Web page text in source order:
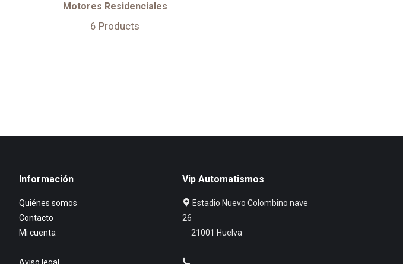
Motores Residenciales
6 Products
Información
Quiénes somos
Contacto
Mi cuenta
Vip Automatismos
Estadio Nuevo Colombino nave
26
21001 Huelva